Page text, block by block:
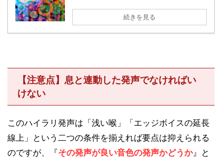
続きを見る
【注意点】息と連動した発声でなければい
けない
このハイラリ発声は「浅い喉」「エッジボイスの延長
線上」という二つの条件を揃えれば要点は抑えられる
のですが、『その発声が良い音色の発声かどうか』と